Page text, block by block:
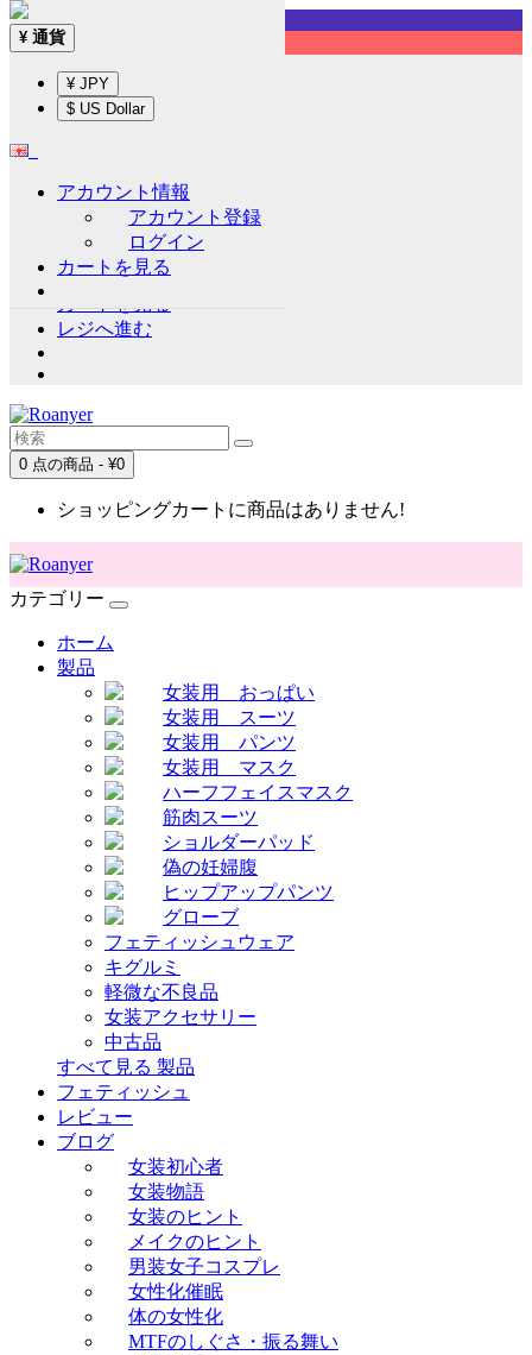
Sign up!
通貨
アカウント情報
アカウント登録
ログイン
ウイッシュリスト (0)
レジへ進む
0 点の商品 - ¥0
ショッピングカートに商品はありません!
¥ 通貨
¥ JPY
$ US Dollar
アカウント情報
アカウント登録
ログイン
カートを見る
カテゴリー
ホーム
製品
女装用 おっぱい
女装用 スーツ
女装用 パンツ
女装用 マスク
ハーフフェイスマスク
筋肉スーツ
ショルダーパッド
偽の妊婦腹
ヒップアップパンツ
グローブ
フェティッシュウェア
キグルミ
軽微な不良品
女装アクセサリー
中古品
すべて見る 製品
フェティッシュ
レビュー
ブログ
女装初心者
女装物語
女装のヒント
メイクのヒント
男装女子コスプレ
女性化催眠
体の女性化
MTFのしぐさ・振る舞い